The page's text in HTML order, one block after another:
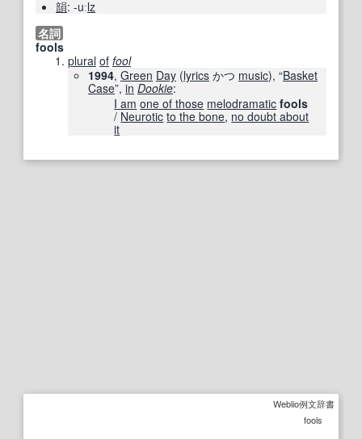
韻: -uːlz
名詞
fools
plural of fool
1994, Green Day (lyrics かつ music), “Basket
Case”, in Dookie:
I am one of those melodramatic fools
/ Neurotic to the bone, no doubt about
it
Weblio例文辞書
fools